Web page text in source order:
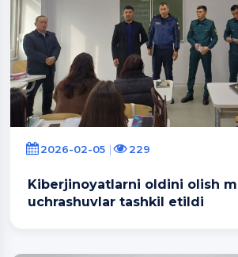
2026-02-05 229
Kiberjinoyatlarni oldini olish
uchrashuvlar tashkil etildi